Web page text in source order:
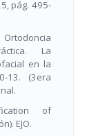
pág. 495-
La
en la
13. (3era
of
EJO.